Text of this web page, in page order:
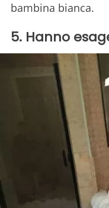
bambina bianca.
5. Hanno